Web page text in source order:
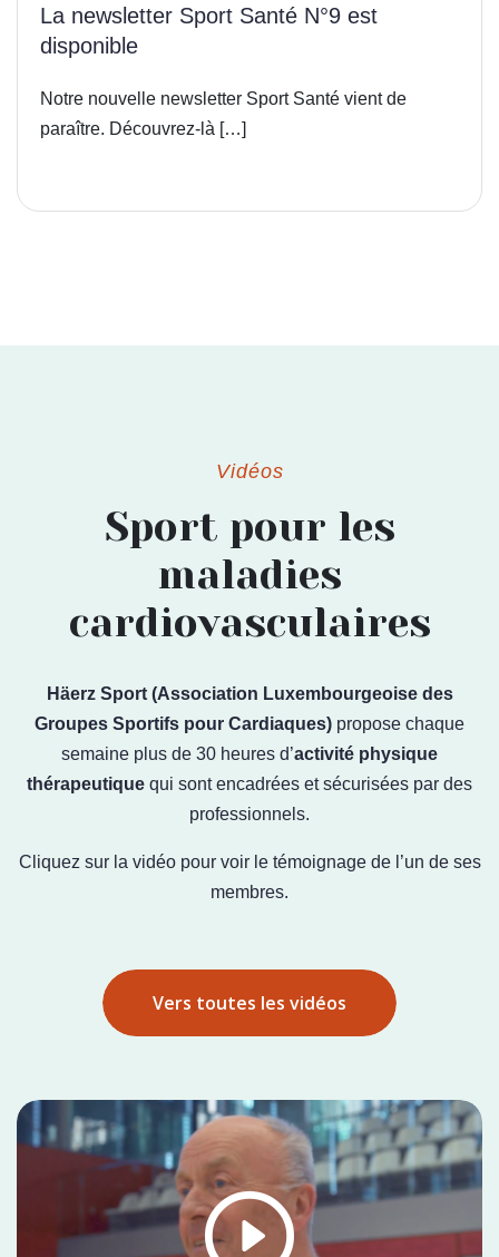
La newsletter Sport Santé N°9 est
disponible
Notre nouvelle newsletter Sport Santé vient de
paraître. Découvrez-là […]
Vidéos
Sport pour les
maladies
cardiovasculaires
Häerz Sport (Association Luxembourgeoise des
Groupes Sportifs pour Cardiaques) propose chaque
semaine plus de 30 heures d’activité physique
thérapeutique qui sont encadrées et sécurisées par des
professionnels.
Cliquez sur la vidéo pour voir le témoignage de l’un de ses
membres.
Vers toutes les vidéos